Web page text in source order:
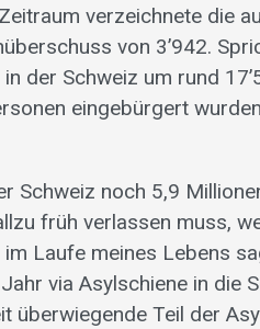
verzeichnete die
von 3’942.
der Schweiz um rund
eingebürgert
Schweiz noch 5,9
früh verlassen muss,
Laufe meines Lebens
via Asylschiene in die
überwiegende Teil der